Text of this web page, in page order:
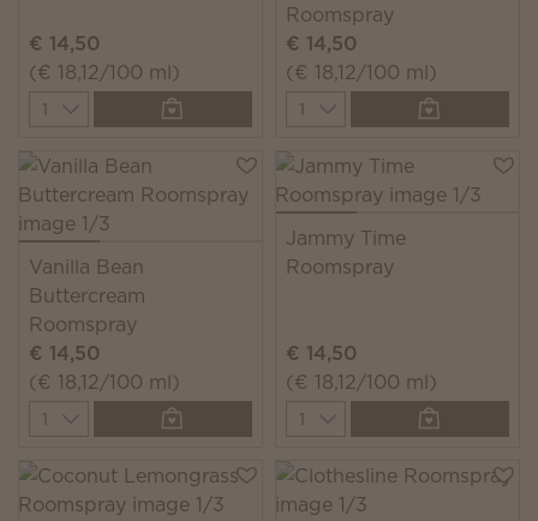
€ 14,50
(€ 18,12/100 ml)
Quantity
Roomspray
€ 14,50
(€ 18,12/100 ml)
Quantity
Vanilla Bean
Buttercream
Roomspray
€ 14,50
(€ 18,12/100 ml)
Quantity
Jammy Time
Roomspray
€ 14,50
(€ 18,12/100 ml)
Quantity